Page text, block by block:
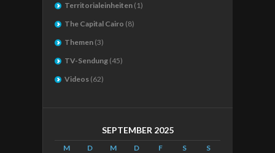
Territorialeinheiten (1)
The Capital Cairo (8)
Themen (3)
TV-Sendung (45)
Videos (62)
SEPTEMBER 2025
M D M D F S
S